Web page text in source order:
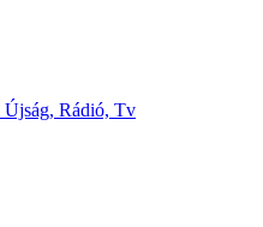
Újság, Rádió, Tv